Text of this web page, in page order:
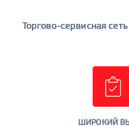
Торгово-сервисная
ШИРОКИЙ